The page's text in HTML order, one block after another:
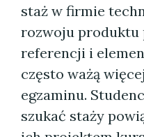
staż w firmie
rozwoju produktu
referencji i
często ważą
egzaminu.
szukać staży